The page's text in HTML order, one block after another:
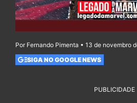
Por Fernando Pimenta • 13 de novembro
SIGA NO GOOGLE NEWS
PUBLICIDADE